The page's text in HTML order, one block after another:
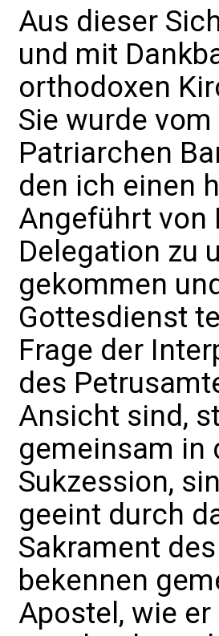
Aus dieser
und mit
orthodoxen
Sie wurde
Patriarchen
den ich einen
Angeführt von
Delegation zu
gekommen
Gottesdienst
Frage der
des
Ansicht sind,
gemeinsam in
Sukzession,
geeint durch
Sakrament
bekennen
Apostel, wie